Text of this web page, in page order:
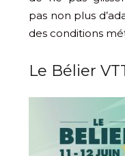
pas non plus
des conditions
Le Bélier